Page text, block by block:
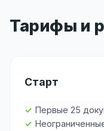
Тарифы и
Старт
Первые 25